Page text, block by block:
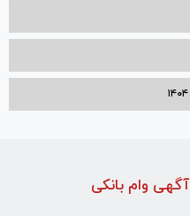
آگهی وام بانکی